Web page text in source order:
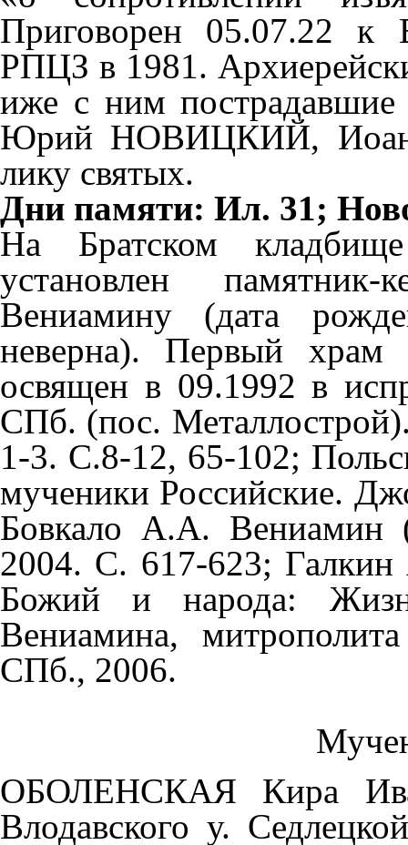
Приговорен 05.07.22 к
РПЦЗ в 1981.
иже с ним
Юрий НОВИЦКИЙ,
лику святых.
Дни памяти: Ил. 31;
На Братском
установлен
Вениамину (дата
неверна). Первый храм
освящен в 09.1992 в
СПб. (пос.
1-3. С.8-12, 65-102;
мученики Российские.
Бовкало А.А.
2004. С. 617-623;
Божий и народа:
Вениамина,
СПб., 2006.
ОБОЛЕНСКАЯ Кира
Влодавского у.